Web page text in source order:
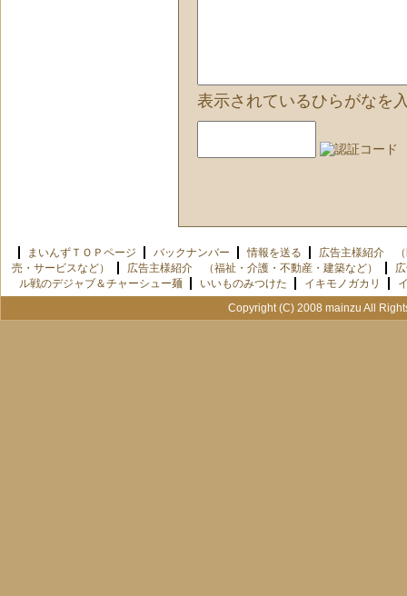
表示されているひらがなを
まいんずＴＯＰページ バックナンバー 情報を送る
広告主様紹介 （
売・サービスなど）
広告主様紹介 （福祉・介護・不動産・建築など）
ル戦のデジャブ＆チャーシュー麺
いいものみつけた イキモノガカリ
Copyright (C) 2008 mainzu All